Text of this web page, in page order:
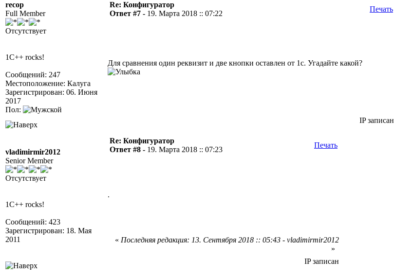
recop
Full Member
Отсутствует
1C++ rocks!
Сообщений: 247
Местоположение: Калуга
Зарегистрирован: 06. Июня
2017
Пол:
Re: Конфигуратор
Ответ #7 - 19. Марта 2018 :: 07:22
Печать
Для сравнения один реквизит и две кнопки оставлен от 1с. Угадайте какой?
IP записан
vladimirmir2012
Senior Member
Отсутствует
1C++ rocks!
Сообщений: 423
Зарегистрирован: 18. Мая
2011
Re: Конфигуратор
Ответ #8 - 19. Марта 2018 :: 07:23
Печать
.
« Последняя редакция: 13. Сентября 2018 :: 05:43 - vladimirmir2012
»
IP записан